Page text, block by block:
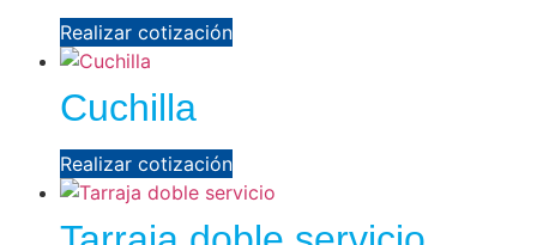
Realizar cotización
Cuchilla
Realizar cotización